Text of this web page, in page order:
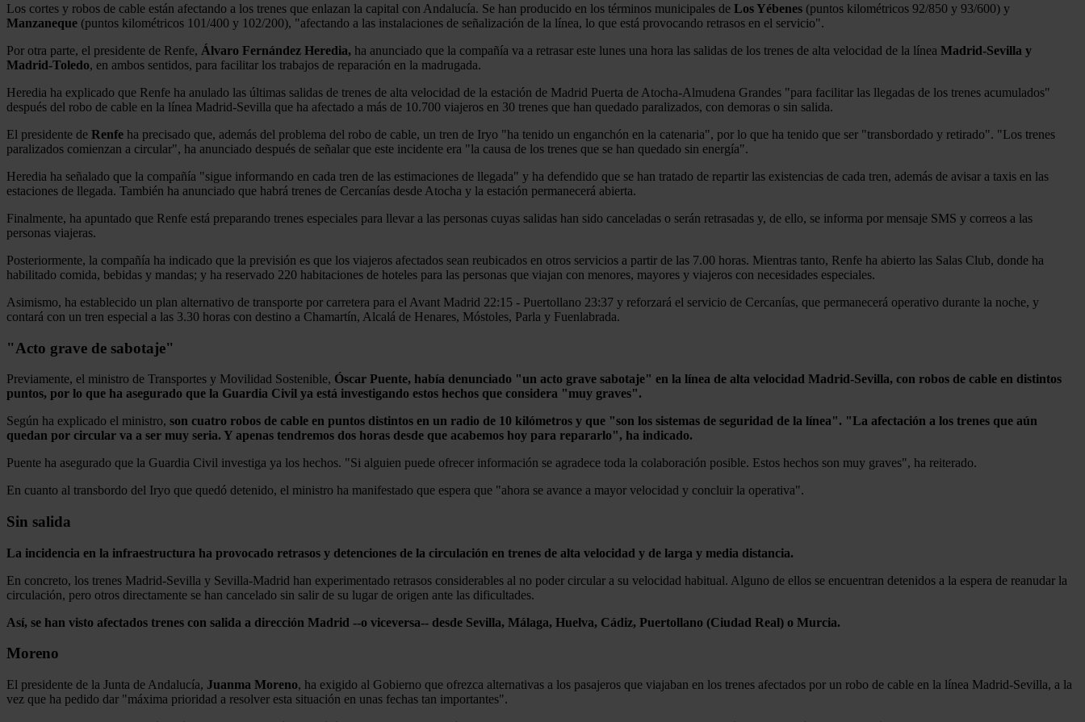
Los cortes y robos de cable están afectando a los trenes que enlazan la capital con Andalucía. Se han producido en los términos municipales de Los Yébenes (puntos kilométricos 92/850 y 93/600) y
Manzaneque (puntos kilométricos 101/400 y 102/200), "afectando a las instalaciones de señalización de la línea, lo que está provocando retrasos en el servicio".
Por otra parte, el presidente de Renfe, Álvaro Fernández Heredia, ha anunciado que la compañía va a retrasar este lunes una hora las salidas de los trenes de alta velocidad de la línea Madrid-Sevilla y
Madrid-Toledo, en ambos sentidos, para facilitar los trabajos de reparación en la madrugada.
Heredia ha explicado que Renfe ha anulado las últimas salidas de trenes de alta velocidad de la estación de Madrid Puerta de Atocha-Almudena Grandes "para facilitar las llegadas de los trenes acumulados"
después del robo de cable en la línea Madrid-Sevilla que ha afectado a más de 10.700 viajeros en 30 trenes que han quedado paralizados, con demoras o sin salida.
El presidente de Renfe ha precisado que, además del problema del robo de cable, un tren de Iryo "ha tenido un enganchón en la catenaria", por lo que ha tenido que ser "transbordado y retirado". "Los trenes
paralizados comienzan a circular", ha anunciado después de señalar que este incidente era "la causa de los trenes que se han quedado sin energía".
Heredia ha señalado que la compañía "sigue informando en cada tren de las estimaciones de llegada" y ha defendido que se han tratado de repartir las existencias de cada tren, además de avisar a taxis en las
estaciones de llegada. También ha anunciado que habrá trenes de Cercanías desde Atocha y la estación permanecerá abierta.
Finalmente, ha apuntado que Renfe está preparando trenes especiales para llevar a las personas cuyas salidas han sido canceladas o serán retrasadas y, de ello, se informa por mensaje SMS y correos a las
personas viajeras.
Posteriormente, la compañía ha indicado que la previsión es que los viajeros afectados sean reubicados en otros servicios a partir de las 7.00 horas. Mientras tanto, Renfe ha abierto las Salas Club, donde ha
habilitado comida, bebidas y mandas; y ha reservado 220 habitaciones de hoteles para las personas que viajan con menores, mayores y viajeros con necesidades especiales.
Asimismo, ha establecido un plan alternativo de transporte por carretera para el Avant Madrid 22:15 - Puertollano 23:37 y reforzará el servicio de Cercanías, que permanecerá operativo durante la noche, y
contará con un tren especial a las 3.30 horas con destino a Chamartín, Alcalá de Henares, Móstoles, Parla y Fuenlabrada.
"Acto grave de sabotaje"
Previamente, el ministro de Transportes y Movilidad Sostenible, Óscar Puente, había denunciado "un acto grave sabotaje" en la línea de alta velocidad Madrid-Sevilla, con robos de cable en distintos
puntos, por lo que ha asegurado que la Guardia Civil ya está investigando estos hechos que considera "muy graves".
Según ha explicado el ministro, son cuatro robos de cable en puntos distintos en un radio de 10 kilómetros y que "son los sistemas de seguridad de la línea". "La afectación a los trenes que aún
quedan por circular va a ser muy seria. Y apenas tendremos dos horas desde que acabemos hoy para repararlo", ha indicado.
Puente ha asegurado que la Guardia Civil investiga ya los hechos. "Si alguien puede ofrecer información se agradece toda la colaboración posible. Estos hechos son muy graves", ha reiterado.
En cuanto al transbordo del Iryo que quedó detenido, el ministro ha manifestado que espera que "ahora se avance a mayor velocidad y concluir la operativa".
Sin salida
La incidencia en la infraestructura ha provocado retrasos y detenciones de la circulación en trenes de alta velocidad y de larga y media distancia.
En concreto, los trenes Madrid-Sevilla y Sevilla-Madrid han experimentado retrasos considerables al no poder circular a su velocidad habitual. Alguno de ellos se encuentran detenidos a la espera de reanudar la
circulación, pero otros directamente se han cancelado sin salir de su lugar de origen ante las dificultades.
Así, se han visto afectados trenes con salida a dirección Madrid --o viceversa-- desde Sevilla, Málaga, Huelva, Cádiz, Puertollano (Ciudad Real) o Murcia.
Moreno
El presidente de la Junta de Andalucía, Juanma Moreno, ha exigido al Gobierno que ofrezca alternativas a los pasajeros que viajaban en los trenes afectados por un robo de cable en la línea Madrid-Sevilla, a la
vez que ha pedido dar "máxima prioridad a resolver esta situación en unas fechas tan importantes".